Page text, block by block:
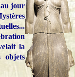
au jour
la
objets